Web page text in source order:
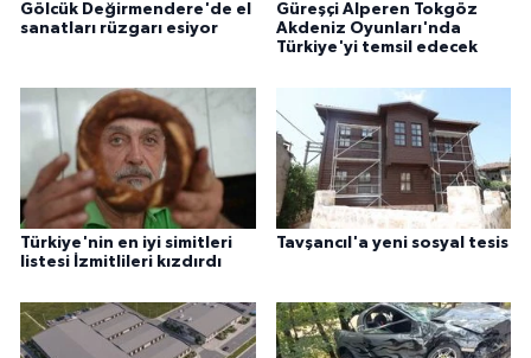
Gölcük Değirmendere'de el
sanatları rüzgarı esiyor
Güreşçi Alperen Tokgöz
Akdeniz Oyunları'nda
Türkiye'yi temsil edecek
Türkiye'nin en iyi simitleri
listesi İzmitlileri kızdırdı
Tavşancıl'a yeni sosyal tesis